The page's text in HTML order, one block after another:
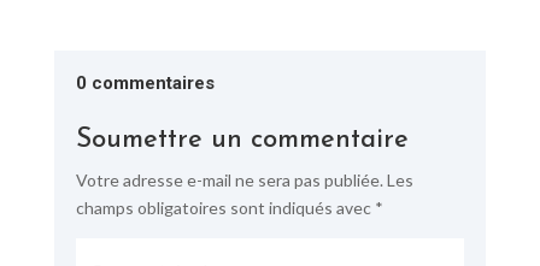
0 commentaires
Soumettre un commentaire
Votre adresse e-mail ne sera pas publiée. Les
champs obligatoires sont indiqués avec *